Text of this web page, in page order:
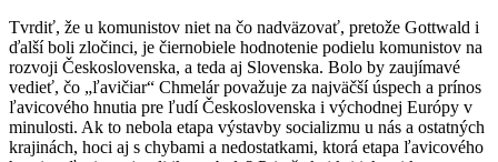
Tvrdiť, že u komunistov niet na čo nadväzovať, pretože Gottwald i
ďalší boli zločinci, je čiernobiele hodnotenie podielu komunistov na
rozvoji Československa, a teda aj Slovenska. Bolo by zaujímavé
vedieť, čo „ľavičiar“ Chmelár považuje za najväčší úspech a prínos
ľavicového hnutia pre ľudí Československa i východnej Európy v
minulosti. Ak to nebola etapa výstavby socializmu u nás a ostatných
krajinách, hoci aj s chybami a nedostatkami, ktorá etapa ľavicového